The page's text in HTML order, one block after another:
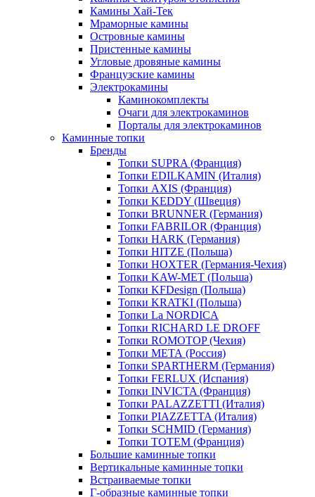
Камины Хай-Тек
Мраморные камины
Островные камины
Пристенные камины
Угловые дровяные камины
Французские камины
Электрокамины
Каминокомплекты
Очаги для электрокаминов
Порталы для электрокаминов
Каминные топки
Бренды
Топки SUPRA (Франция)
Топки EDILKAMIN (Италия)
Топки AXIS (Франция)
Топки KEDDY (Швеция)
Топки BRUNNER (Германия)
Топки FABRILOR (Франция)
Топки HARK (Германия)
Топки HITZE (Польша)
Топки HOXTER (Германия-Чехия)
Топки KAW-MET (Польша)
Топки KFDesign (Польша)
Топки KRATKI (Польша)
Топки La NORDICA
Топки RICHARD LE DROFF
Топки ROMOTOP (Чехия)
Топки МЕТА (Россия)
Топки SPARTHERM (Германия)
Топки FERLUX (Испания)
Топки INVICTA (Франция)
Топки PALAZZETTI (Италия)
Топки PIAZZETTA (Италия)
Топки SCHMID (Германия)
Топки TOTEM (Франция)
Большие каминные топки
Вертикальные каминные топки
Встраиваемые топки
Г-образные каминные топки